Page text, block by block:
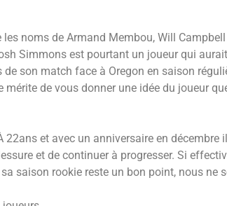
noms de Armand Membou, Will
Simmons est pourtant un joueur qui
son match face à Oregon en saison
de vous donner une idée du joueur
et avec un anniversaire en décembre
et de continuer à progresser. Si
saison rookie reste un bon point, nous ne